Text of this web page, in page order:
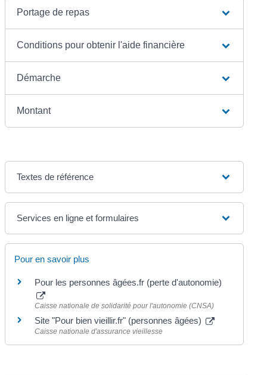
Portage de repas
Conditions pour obtenir l'aide financière
Démarche
Montant
Textes de référence
Services en ligne et formulaires
Pour en savoir plus
Pour les personnes âgées.fr (perte d'autonomie)
Caisse nationale de solidarité pour l'autonomie (CNSA)
Site "Pour bien vieillir.fr" (personnes âgées)
Caisse nationale d'assurance vieillesse